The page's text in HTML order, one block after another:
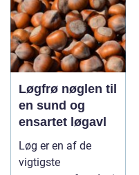
Løgfrø nøglen til
en sund og
ensartet løgavl
Løg er en af de
vigtigste